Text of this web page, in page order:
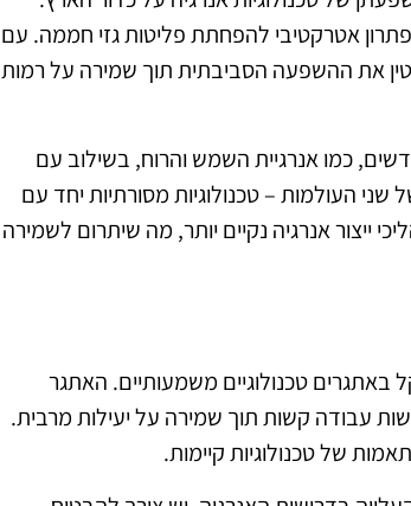
אטרקטיבי להפחתת פליטות גזי חממה. עם
את ההשפעה הסביבתית תוך שמירה על רמות
כמו אנרגיית השמש והרוח, בשילוב עם
העולמות – טכנולוגיות מסורתיות יחד עם
ייצור אנרגיה נקיים יותר, מה שיתרום לשמירה
טכנולוגיים משמעותיים. האתגר
עבודה קשות תוך שמירה על יעילות מרבית.
של טכנולוגיות קיימות.